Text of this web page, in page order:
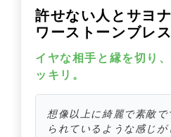
許せない人とサヨ
ワーストーンブレ
イヤな相手と縁を切り
ッキリ。
想像以上に綺麗で素敵
られているような感じ